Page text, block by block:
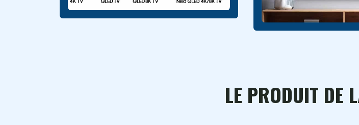
LE PRODUIT DE